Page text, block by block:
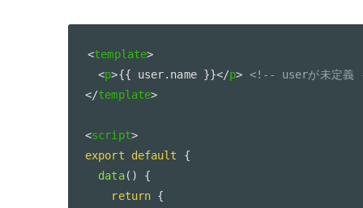
<template>
<p>{{ user.name }}</p> <!-- userが未定義
</template>
<script>
export
default
{
data( )
{
return {